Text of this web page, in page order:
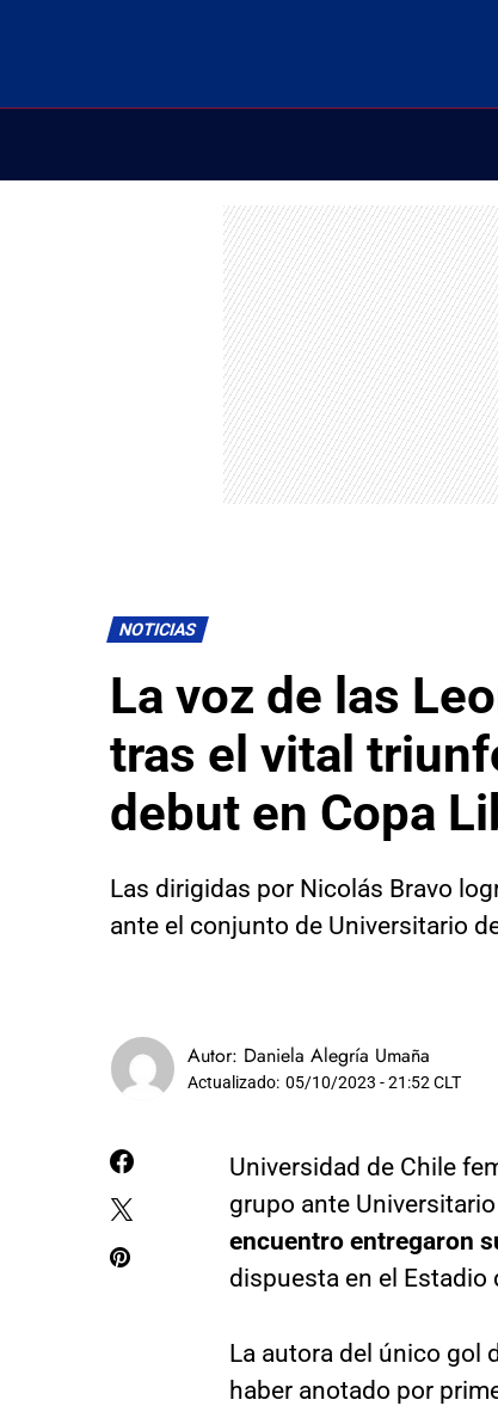
NOTICIAS
La voz de las
tras el vital
debut en Copa
Las dirigidas por Nicolás Bravo
ante el conjunto de Universitario
Autor: Daniela Alegría Umaña
Actualizado: 05/10/2023 - 21:52 CLT
Universidad de Chile
grupo ante
encuentro entregaron
dispuesta en el Estadio
La autora del único gol
haber anotado por